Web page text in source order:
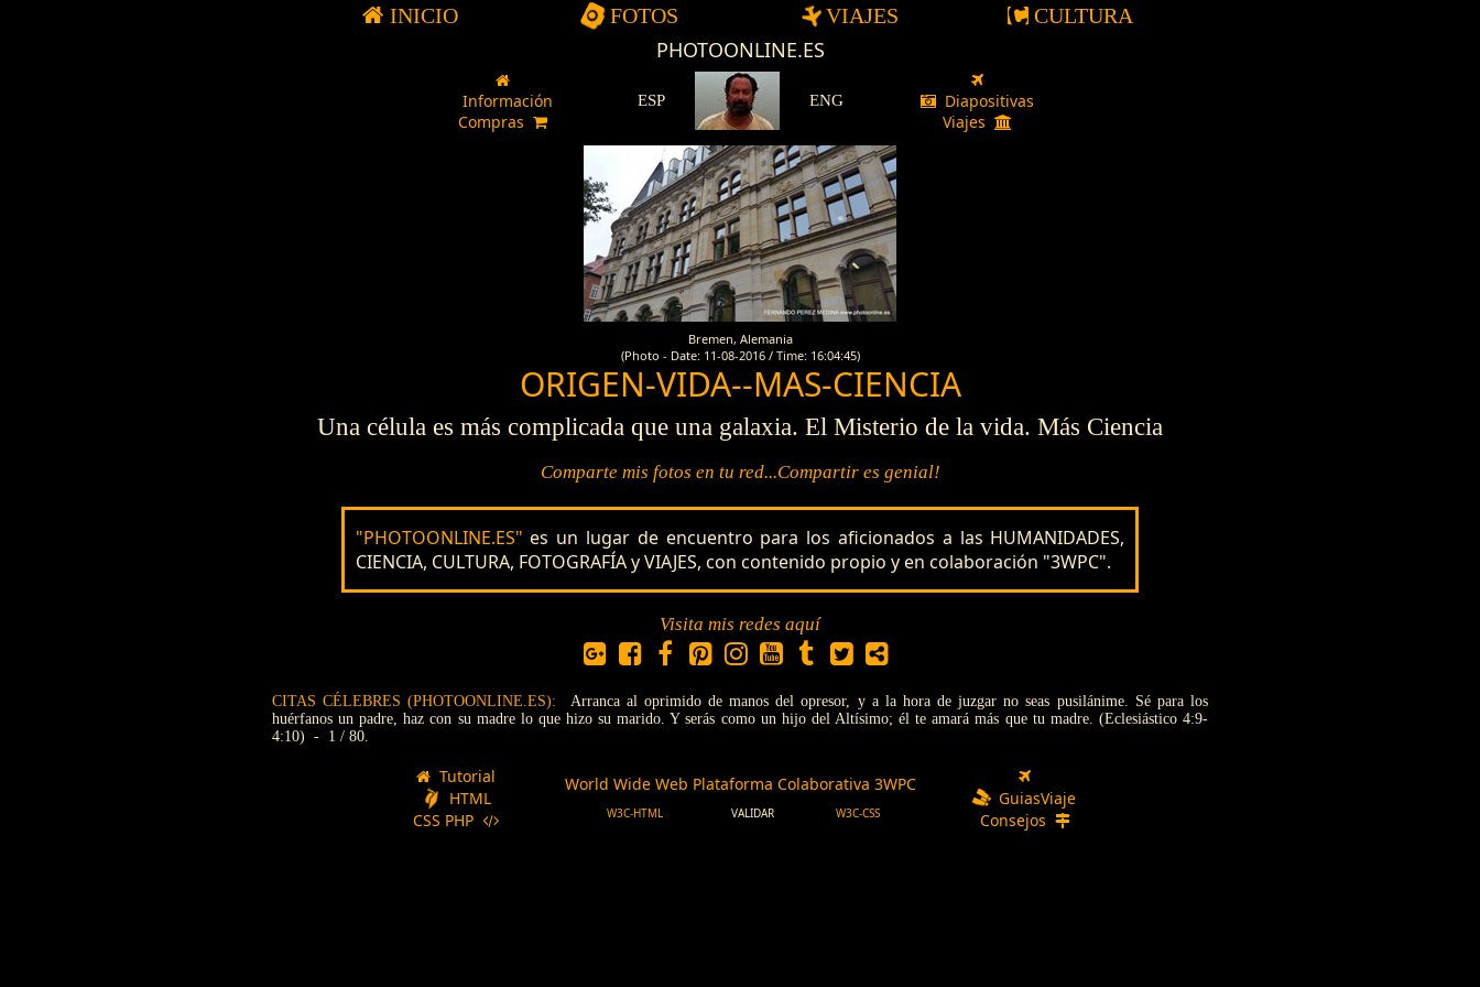
INICIO FOTOS VIAJES CULTURA
PHOTOONLINE.ES
Información
Compras
ESP ENG
Diapositivas
Viajes
Bremen, Alemania
(Photo - Date: 11-08-2016 / Time: 16:04:45)
ORIGEN-VIDA--MAS-CIENCIA
Una célula es más complicada que una galaxia. El Misterio de la vida. Más Ciencia
Comparte mis fotos en tu red...Compartir es genial!
"PHOTOONLINE.ES" es un lugar de encuentro para los aficionados a las HUMANIDADES,
CIENCIA, CULTURA, FOTOGRAFÍA y VIAJES, con contenido propio y en colaboración "3WPC".
Visita mis redes aquí
CITAS CÉLEBRES (PHOTOONLINE.ES):
Arranca al oprimido de manos del opresor, y a la hora de juzgar no seas pusilánime. Sé para los
huérfanos un padre, haz con su madre lo que hizo su marido. Y serás como un hijo del Altísimo; él te amará más que tu madre. (Eclesiástico 4:9-
4:10) - 1 / 80.
Tutorial
HTML
CSS PHP
World Wide Web Plataforma Colaborativa 3WPC
W3C-HTML VALIDAR W3C-CSS
GuiasViaje
Consejos